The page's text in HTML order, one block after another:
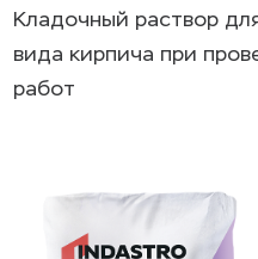
Кладочный раствор
вида кирпича при
работ